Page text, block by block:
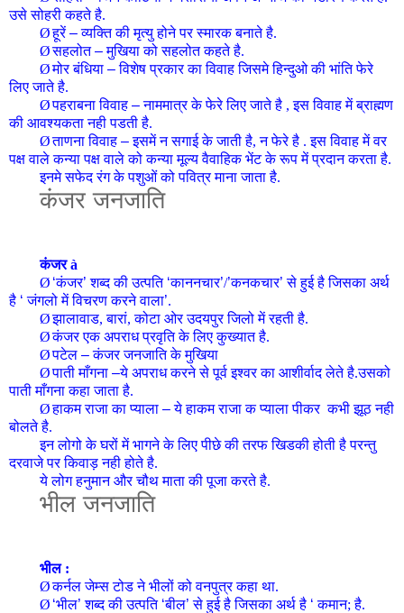
उसे सोहरी कहते है.
Øहूरें–व्यक्ति की मृत्यु होने पर स्मारक बनाते है.
Øसहलोत–मुखिया को सहलोत कहते है.
Øमोर बंधिया –विशेष प्रकार का विवाह जिसमे हिन्दुओ की भांति फेरे
लिए जाते है.
Øपहराबना विवाह –नाममात्र के फेरे लिए जाते है , इस विवाह में ब्राह्मण
की आवश्यकता नही पडती है.
Øताणना विवाह –इसमें न सगाई के जाती है, न फेरे है . इस विवाह में वर
पक्ष वाले कन्या पक्ष वाले को कन्या मूल्य वैवाहिक भेंट के रूप में प्रदान करता है.
इनमे सफेद रंग के पशुओं को पवित्र माना जाता है.
कंजरजनजाति
कंजरà
Ø ‘कंजर’ शब्द की उत्पति ‘काननचार’/’कनकचार’ से हुई है जिसका अर्थ
है ‘ जंगलो में विचरण करने वाला’.
Øझालावाड, बारां, कोटा ओर उदयपुर जिलो में रहती है.
Øकंजर एक अपराध प्रवृति के लिए कुख्यात है.
Øपटेल –कंजरजनजातिके मुखिया
Øपाती माँगना –ये अपराध करने से पूर्व इश्वर का आशीर्वाद लेते है.उसको
पाती माँगना कहा जाता है.
Øहाकम राजा का प्याला –ये हाकम राजा क प्याला पीकर कभी झूठ नही
बोलते है.
इन लोगो के घरों में भागने के लिए पीछे की तरफ खिडकी होती है परन्तु
दरवाजे पर किवाड़ नही होते है.
ये लोग हनुमान और चौथ माता की पूजा करते है.
भीलजनजाति
भील :
Øकर्नल जेम्स टोड ने भीलों को वनपुत्र कहा था.
Ø ‘भील’ शब्द की उत्पति ‘बील’ से हुई है जिसका अर्थ है ‘ कमान; है.